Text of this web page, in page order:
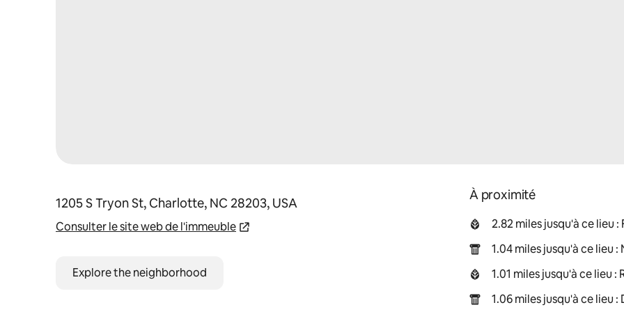
1205 S Tryon St, Charlotte, NC 28203, USA
Consulter le site web de l'immeuble
Explore the neighborhood
À proximité
2.82 miles jusqu'à ce lieu
1.04 miles jusqu'à ce lieu :
1.01 miles jusqu'à ce lieu :
1.06 miles jusqu'à ce lieu